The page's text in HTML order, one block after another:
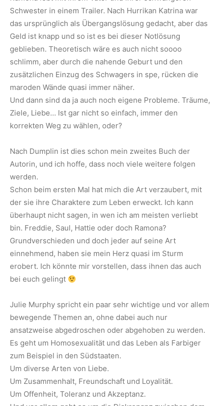
Schwester in einem Trailer. Nach Hurrikan Katrina war
das ursprünglich als Übergangslösung gedacht, aber das
Geld ist knapp und so ist es bei dieser Notlösung
geblieben. Theoretisch wäre es auch nicht soooo
schlimm, aber durch die nahende Geburt und den
zusätzlichen Einzug des Schwagers in spe, rücken die
maroden Wände quasi immer näher.
Und dann sind da ja auch noch eigene Probleme. Träume,
Ziele, Liebe… Ist gar nicht so einfach, immer den
korrekten Weg zu wählen, oder?
Nach Dumplin ist dies schon mein zweites Buch der
Autorin, und ich hoffe, dass noch viele weitere folgen
werden.
Schon beim ersten Mal hat mich die Art verzaubert, mit
der sie ihre Charaktere zum Leben erweckt. Ich kann
überhaupt nicht sagen, in wen ich am meisten verliebt
bin. Freddie, Saul, Hattie oder doch Ramona?
Grundverschieden und doch jeder auf seine Art
einnehmend, haben sie mein Herz quasi im Sturm
erobert. Ich könnte mir vorstellen, dass ihnen das auch
bei euch gelingt
Julie Murphy spricht ein paar sehr wichtige und vor allem
bewegende Themen an, ohne dabei auch nur
ansatzweise abgedroschen oder abgehoben zu werden.
Es geht um Homosexualität und das Leben als Farbiger
zum Beispiel in den Südstaaten.
Um diverse Arten von Liebe.
Um Zusammenhalt, Freundschaft und Loyalität.
Um Offenheit, Toleranz und Akzeptanz.